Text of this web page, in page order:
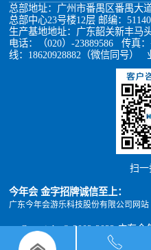
总部地址：广州市番禺区番禺大
总部中心23号楼12层 邮编：
生产基地地址：广东韶关新丰马
电话：（020）-23889586 传真
线：18620928882（微信同号）
扫一
今年会 金字招牌诚信至上：
广东今年会游乐科技股份有限公司网站
Copyright © 2002-2022 广东
网安备 44011302000493号